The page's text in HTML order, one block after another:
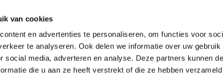
van cookies
en advertenties te personaliseren, om functies voor
te analyseren. Ook delen we informatie over uw gebruik
social media, adverteren en analyse. Deze partners kunnen
die u aan ze heeft verstrekt of die ze hebben
Nieuwe Hemweg 48,